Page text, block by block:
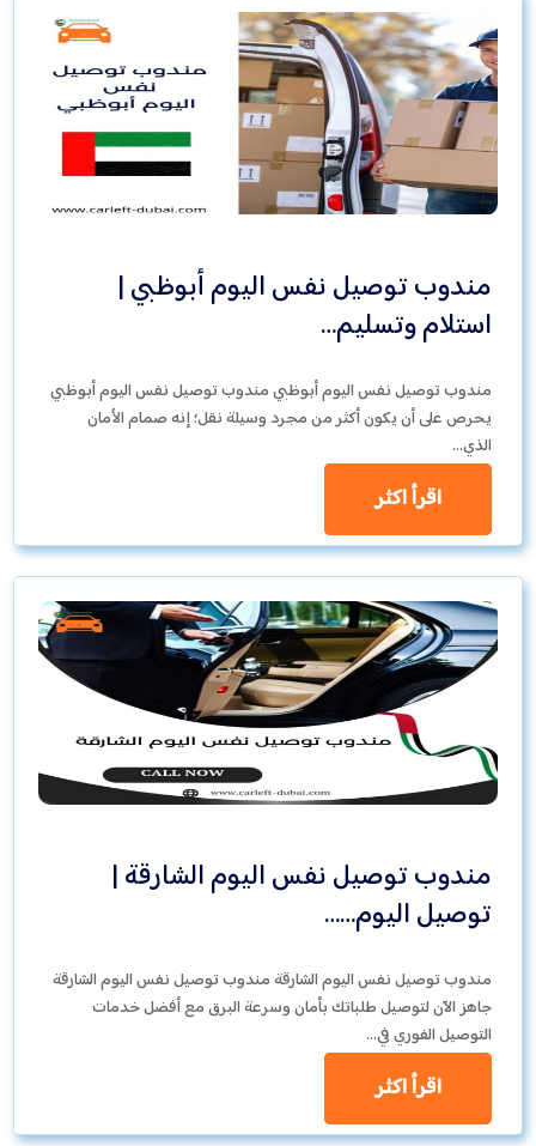
مندوب توصيل نفس اليوم أبوظبي |
استلام وتسليم…
مندوب توصيل نفس اليوم أبوظبي مندوب توصيل نفس اليوم أبوظبي
يحرص على أن يكون أكثر من مجرد وسيلة نقل؛ إنه صمام الأمان
الذي…
اقرأ اكثر
مندوب توصيل نفس اليوم الشارقة |
توصيل اليوم……
مندوب توصيل نفس اليوم الشارقة مندوب توصيل نفس اليوم الشارقة
جاهز الآن لتوصيل طلباتك بأمان وسرعة البرق مع أفضل خدمات
التوصيل الفوري في…
اقرأ اكثر